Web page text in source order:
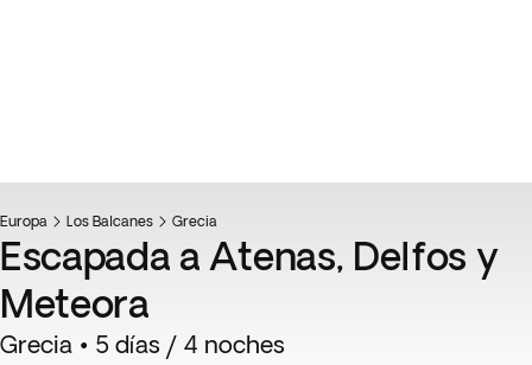
Europa Los Balcanes Grecia
Escapada a Atenas, Delfos y
Meteora
Grecia • 5 días / 4 noches